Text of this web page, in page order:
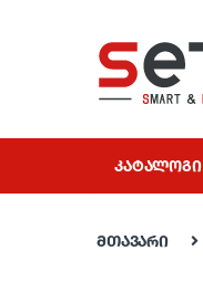
ᲙᲐᲢᲐᲚᲝᲒᲘ
მთავარი